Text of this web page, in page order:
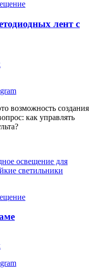
лент с
возможность создания
как управлять